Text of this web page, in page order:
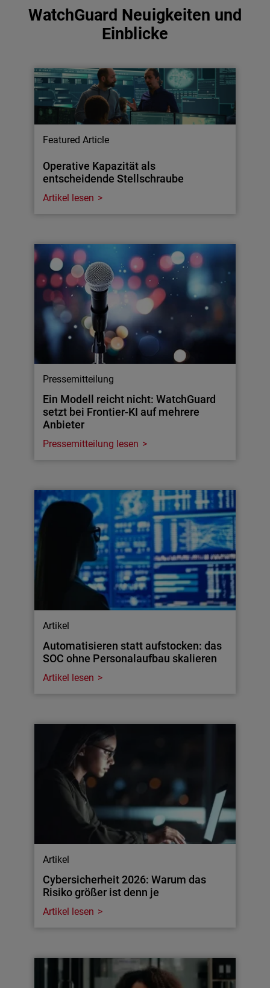
WatchGuard Neuigkeiten und
Einblicke
Featured Article
Operative Kapazität als
entscheidende Stellschraube
Artikel lesen
Pressemitteilung
Ein Modell reicht nicht: WatchGuard
setzt bei Frontier-KI auf mehrere
Anbieter
Pressemitteilung lesen
Artikel
Automatisieren statt aufstocken: das
SOC ohne Personalaufbau skalieren
Artikel lesen
Artikel
Cybersicherheit 2026: Warum das
Risiko größer ist denn je
Artikel lesen